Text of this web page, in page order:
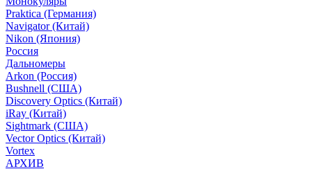
Praktica (Германия)
Navigator (Китай)
Nikon (Япония)
Россия
Дальномеры
Arkon (Россия)
Bushnell (США)
Discovery Optics (Китай)
iRay (Китай)
Sightmark (США)
Vector Optics (Китай)
Vortex
АРХИВ